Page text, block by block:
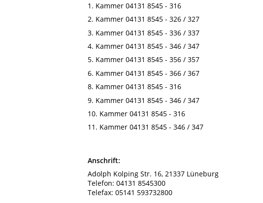
1. Kammer 04131 8545 - 316
2. Kammer 04131 8545 - 326 / 327
3. Kammer 04131 8545 - 336 / 337
4. Kammer 04131 8545 - 346 / 347
5. Kammer 04131 8545 - 356 / 357
6. Kammer 04131 8545 - 366 / 367
8. Kammer 04131 8545 - 316
9. Kammer 04131 8545 - 346 / 347
10. Kammer 04131 8545 - 316
11. Kammer 04131 8545 - 346 / 347
Anschrift:
Adolph Kolping Str. 16, 21337 Lüneburg
Telefon: 04131 8545300
Telefax: 05141 593732800